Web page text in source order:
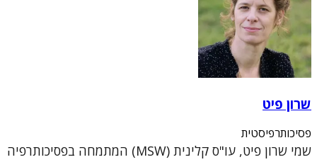
שרון פיט
פסיכותרפיסטית
שמי שרון פיט, עו"ס קלינית (MSW) המתמחה בפסיכותרפיה